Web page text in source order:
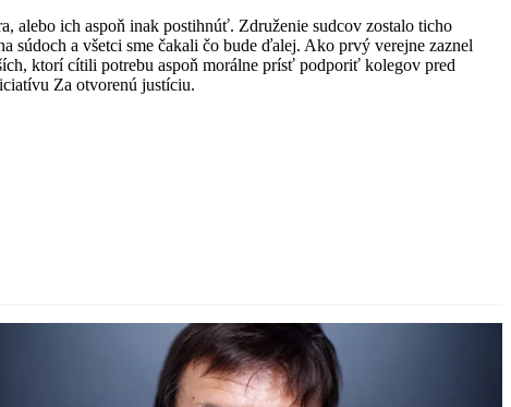
alebo ich aspoň inak postihnúť. Združenie sudcov zostalo ticho
súdoch a všetci sme čakali čo bude ďalej. Ako prvý verejne zaznel
ktorí cítili potrebu aspoň morálne prísť podporiť kolegov pred
Za otvorenú justíciu.